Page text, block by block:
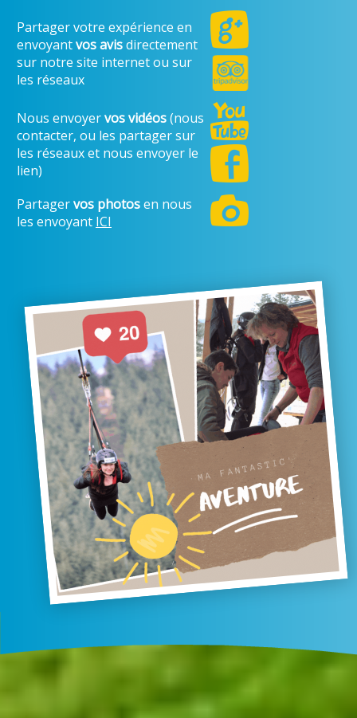
Partager votre expérience en
envoyantvos avisdirectement
sur notre site internet ou sur
les réseaux
Nous envoyervos vidéos(nous
contacter, ou les partager sur
les réseaux et nous envoyer le
lien)
Partagervos photosen nous
les envoyant ICI